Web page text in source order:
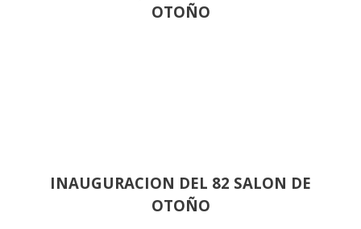
OTOÑO
INAUGURACION DEL 82 SALON DE
OTOÑO